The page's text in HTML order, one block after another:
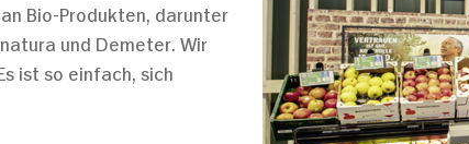
Bio-Produkten, darunter
und Demeter. Wir
ist so einfach, sich